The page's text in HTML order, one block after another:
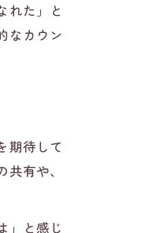
れた」と
なカウン
期待して
有や、
」と感じ